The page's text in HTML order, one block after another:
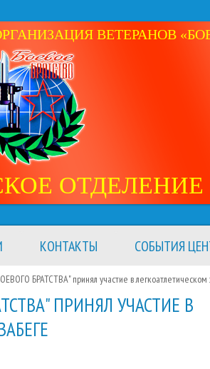
ВЕТЕРАНОВ
ОТДЕЛЕНИЕ
КОНТАКТЫ СОБЫТИЯ
БРАТСТВА" принял участие в легкоатлетическом
ПРИНЯЛ УЧАСТИЕ В